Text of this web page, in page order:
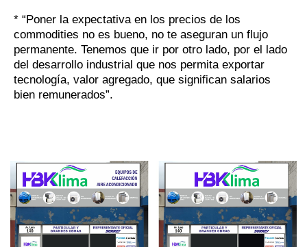
* “Poner la expectativa en los precios de los
commodities no es bueno, no te aseguran un flujo
permanente. Tenemos que ir por otro lado, por el lado
del desarrollo industrial que nos permita exportar
tecnología, valor agregado, que significan salarios
bien remunerados”.